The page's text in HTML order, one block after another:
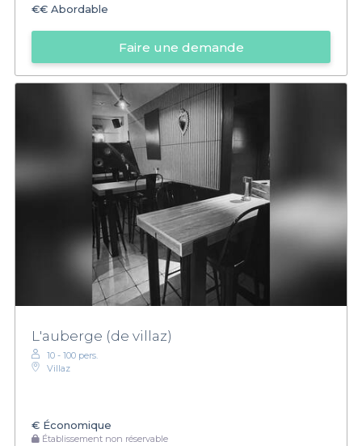
€€ Abordable
Faire une demande
L'auberge (de villaz)
10 - 100 pers.
Villaz
€ Économique
Établissement non réservable